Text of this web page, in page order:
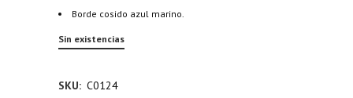
Borde cosido azul marino.
Sin existencias
SKU: C0124